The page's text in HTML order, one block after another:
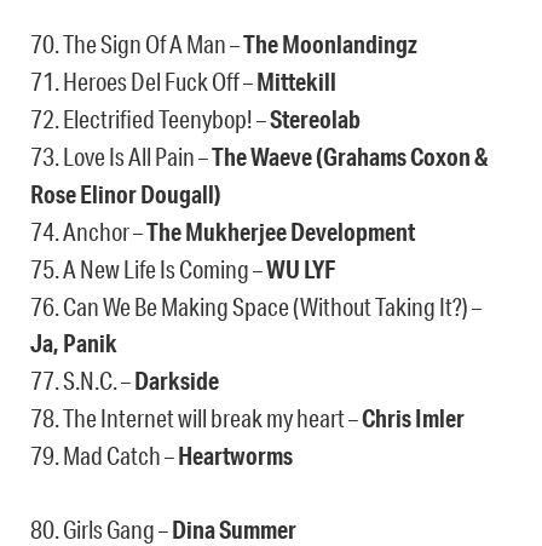
70. The Sign Of A Man –The Moonlandingz
71. Heroes Del Fuck Off –Mittekill
72. Electrified Teenybop! –Stereolab
73. Love Is All Pain –The Waeve (Grahams Coxon &
Rose Elinor Dougall)
74. Anchor –The Mukherjee Development
75. A New Life Is Coming –WU LYF
76. Can We Be Making Space (Without Taking It?) –
Ja, Panik
77. S.N.C. –Darkside
78. The Internet will break my heart –Chris Imler
79. Mad Catch –Heartworms
80. Girls Gang –Dina Summer